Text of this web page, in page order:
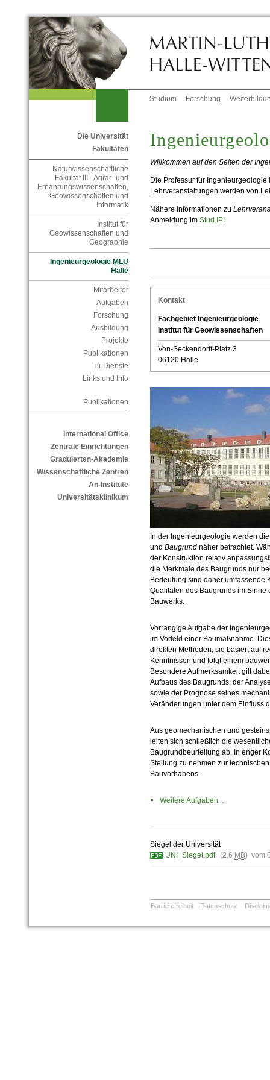
Studium Forschung
Die Universität
Fakultäten
Naturwissenschaftliche
Fakultät III - Agrar- und
Ernährungswissenschaften,
Geowissenschaften und
Informatik
Institut für
Geowissenschaften und
Geographie
Ingenieurgeologie MLU
Halle
Mitarbeiter
Aufgaben
Forschung
Ausbildung
Projekte
Publikationen
iii-Dienste
Links und Info
Publikationen
International Office
Zentrale Einrichtungen
Graduierten-Akademie
Wissenschaftliche Zentren
An-Institute
Universitätsklinikum
Willkommen auf den Seiten der
Die Professur für
Lehrveranstaltungen werden von
Nähere Informationen zu
Anmeldung im Stud.IP!
Kontakt
Fachgebiet Ingenieurgeologie
Institut für Geowissenschaften
Von-Seckendorff-Platz 3
06120 Halle
In der Ingenieurgeologie werden
und Baugrund näher betrachtet.
der Konstruktion relativ
die Merkmale des Baugrunds nur
Bedeutung sind daher umfassende
Qualitäten des Baugrunds im
Bauwerks.
Vorrangige Aufgabe der
im Vorfeld einer Baumaßnahme.
direkten Methoden, sie basiert auf
Kenntnissen und folgt einem
Besondere Aufmerksamkeit gilt
Aufbaus des Baugrunds, der
sowie der Prognose seines
Veränderungen unter dem Einfluss
Aus geomechanischen und
leiten sich schließlich die
Baugrundbeurteilung ab. In enger
Stellung zu nehmen zur
Bauvorhabens.
Weitere Aufgaben...
Siegel der Universität
UNI_Siegel.pdf (2,6 MB) vom
Barrierefreiheit Datenschutz